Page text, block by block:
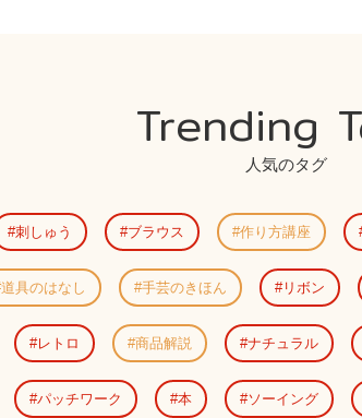
Trending
人気のタグ
刺しゅう ブラウス 作り方講座
道具のはなし 手芸のきほん リボン
レトロ 商品解説 ナチュラル
パッチワーク 本 ソーイング